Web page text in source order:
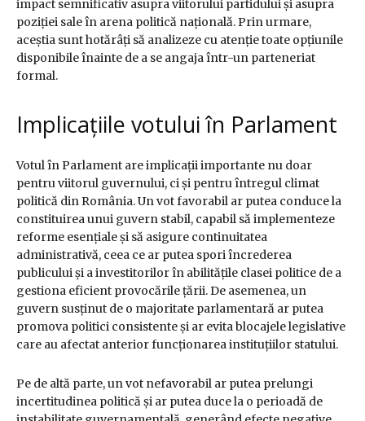
impact semnificativ asupra viitorului partidului și asupra
poziției sale în arena politică națională. Prin urmare,
aceștia sunt hotărâți să analizeze cu atenție toate opțiunile
disponibile înainte de a se angaja într-un parteneriat
formal.
Implicațiile votului în Parlament
Votul în Parlament are implicații importante nu doar
pentru viitorul guvernului, ci și pentru întregul climat
politică din România. Un vot favorabil ar putea conduce la
constituirea unui guvern stabil, capabil să implementeze
reforme esențiale și să asigure continuitatea
administrativă, ceea ce ar putea spori încrederea
publicului și a investitorilor în abilitățile clasei politice de a
gestiona eficient provocările țării. De asemenea, un
guvern susținut de o majoritate parlamentară ar putea
promova politici consistente și ar evita blocajele legislative
care au afectat anterior funcționarea instituțiilor statului.
Pe de altă parte, un vot nefavorabil ar putea prelungi
incertitudinea politică și ar putea duce la o perioadă de